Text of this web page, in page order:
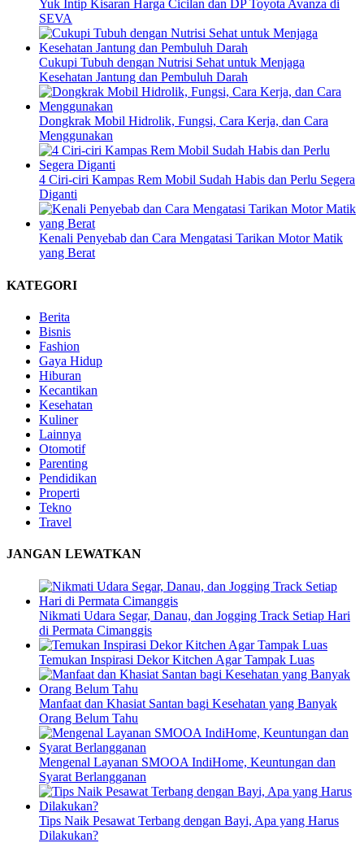
Yuk Intip Kisaran Harga Cicilan dan DP Toyota Avanza di
SEVA
Cukupi Tubuh dengan Nutrisi Sehat untuk Menjaga
Kesehatan Jantung dan Pembuluh Darah
Dongkrak Mobil Hidrolik, Fungsi, Cara Kerja, dan Cara
Menggunakan
4 Ciri-ciri Kampas Rem Mobil Sudah Habis dan Perlu Segera
Diganti
Kenali Penyebab dan Cara Mengatasi Tarikan Motor Matik
yang Berat
KATEGORI
Berita
Bisnis
Fashion
Gaya Hidup
Hiburan
Kecantikan
Kesehatan
Kuliner
Lainnya
Otomotif
Parenting
Pendidikan
Properti
Tekno
Travel
JANGAN LEWATKAN
Nikmati Udara Segar, Danau, dan Jogging Track Setiap Hari
di Permata Cimanggis
Temukan Inspirasi Dekor Kitchen Agar Tampak Luas
Manfaat dan Khasiat Santan bagi Kesehatan yang Banyak
Orang Belum Tahu
Mengenal Layanan SMOOA IndiHome, Keuntungan dan
Syarat Berlangganan
Tips Naik Pesawat Terbang dengan Bayi, Apa yang Harus
Dilakukan?